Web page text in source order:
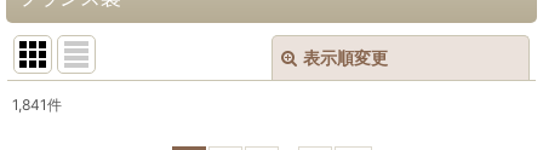
表示順変更
1,841件